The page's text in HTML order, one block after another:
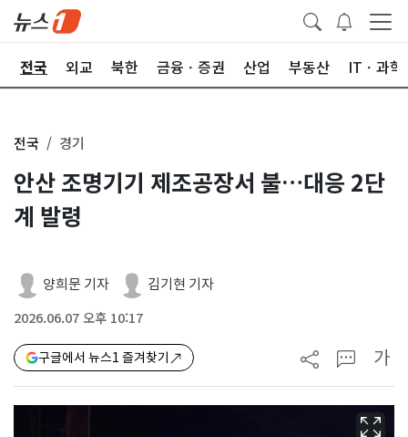
전국 외교 북한 금융ㆍ증권 산업 부동산 ITㆍ과학
전국 경기
안산 조명기기 제조공장서 불…대응 2단
계 발령
양희문 기자 김기현 기자
2026.06.07 오후 10:17
구글에서 뉴스1 즐겨찾기 가